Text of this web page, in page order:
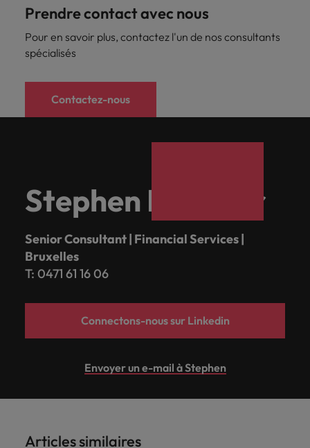
Prendre contact avec nous
Pour en savoir plus, contactez l'un de nos consultants
spécialisés
Contactez-nous
Stephen Fournier
Senior Consultant | Financial Services |
Bruxelles
T: 0471 61 16 06
Connectons-nous sur Linkedin
Envoyer un e-mail à Stephen
Articles similaires